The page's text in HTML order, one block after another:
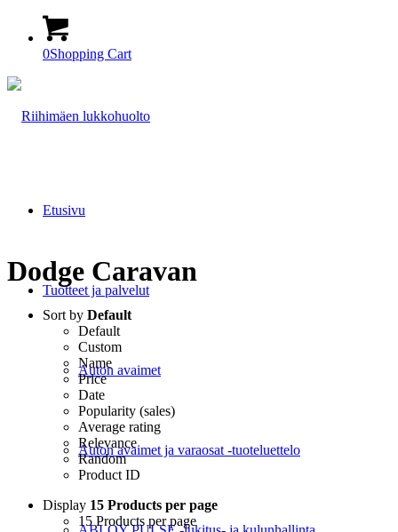
0Shopping Cart
Etusivu
Tuotteet ja palvelut
Auton avaimet
Auton avaimet ja varaosat -tuoteluettelo
Dodge Caravan
Sort by Default
Default
Custom
Name
Price
Date
Popularity (sales)
Average rating
Relevance
Random
Product ID
Display 15 Products per page
15 Products per page